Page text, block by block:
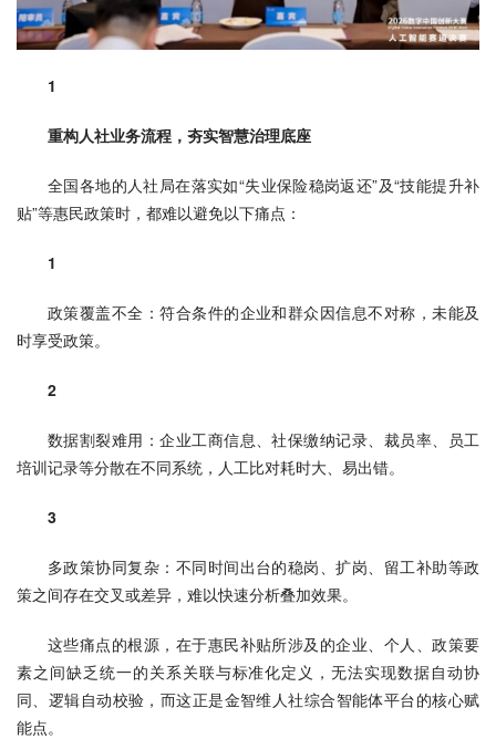
1
重构人社业务流程，夯实智慧治理底座
全国各地的人社局在落实如“失业保险稳岗返还”及“技能提升补
贴”等惠民政策时，都难以避免以下痛点：
1
政策覆盖不全：符合条件的企业和群众因信息不对称，未能及
时享受政策。
2
数据割裂难用：企业工商信息、社保缴纳记录、裁员率、员工
培训记录等分散在不同系统，人工比对耗时大、易出错。
3
多政策协同复杂：不同时间出台的稳岗、扩岗、留工补助等政
策之间存在交叉或差异，难以快速分析叠加效果。
这些痛点的根源，在于惠民补贴所涉及的企业、个人、政策要
素之间缺乏统一的关系关联与标准化定义，无法实现数据自动协
同、逻辑自动校验，而这正是金智维人社综合智能体平台的核心赋
能点。